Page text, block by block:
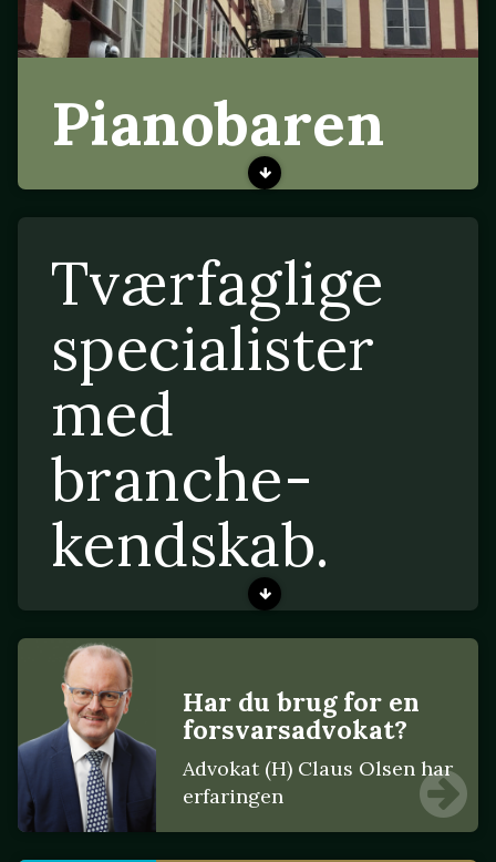
Pianobaren
Tværfaglige
specialister
med
branche-
kendskab.
Har du brug for en
forsvarsadvokat?
Advokat (H) Claus Olsen har
erfaringen